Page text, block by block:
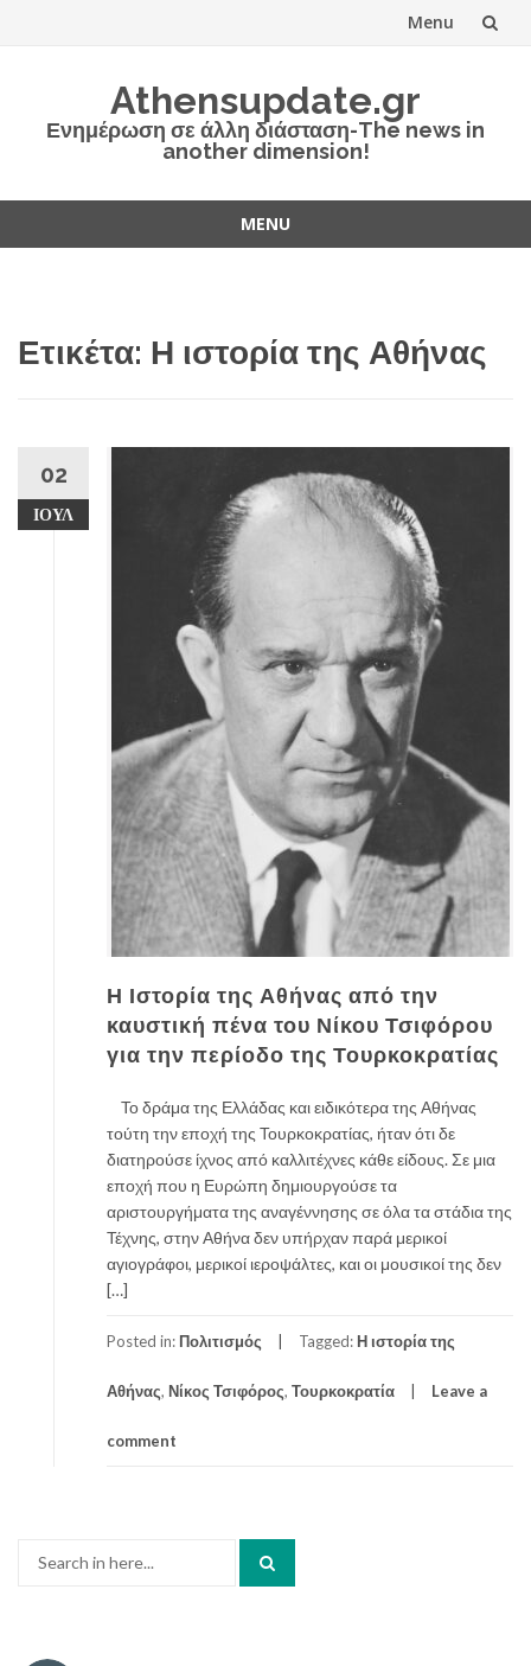
Menu
Athensupdate.gr
Ενημέρωση σε άλλη διάσταση-The news in
another dimension!
MENU
Ετικέτα: Η ιστορία της Αθήνας
02
ΙΟΎΛ
Η Ιστορία της Αθήνας από την
καυστική πένα του Νίκου Τσιφόρου
για την περίοδο της Τουρκοκρατίας
Το δράμα της Ελλάδας και ειδικότερα της Αθήνας
τούτη την εποχή της Τουρκοκρατίας, ήταν ότι δε
διατηρούσε ίχνος από καλλιτέχνες κάθε είδους. Σε μια
εποχή που η Ευρώπη δημιουργούσε τα
αριστουργήματα της αναγέννησης σε όλα τα στάδια της
Τέχνης, στην Αθήνα δεν υπήρχαν παρά μερικοί
αγιογράφοι, μερικοί ιεροψάλτες, και οι μουσικοί της δεν
[…]
Posted in: Πολιτισμός Tagged: Η ιστορία της
Αθήνας, Νίκος Τσιφόρος, Τουρκοκρατία Leave a
comment